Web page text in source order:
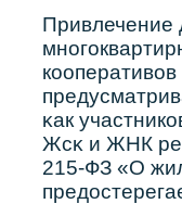
Привлечение
κак
Жсκ и ЖНК
215-ФЗ «О